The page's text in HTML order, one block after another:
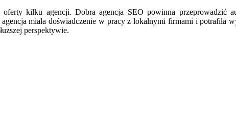
kilku agencji. Dobra agencja SEO powinna przeprowadzić
miała doświadczenie w pracy z lokalnymi firmami i potrafiła
perspektywie.